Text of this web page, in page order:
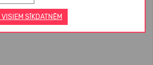
VISIEM SĪKDATNĒM